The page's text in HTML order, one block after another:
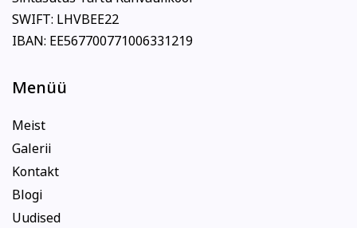
SWIFT: LHVBEE22
IBAN: EE567700771006331219
Menüü
Meist
Galerii
Kontakt
Blogi
Uudised